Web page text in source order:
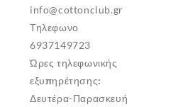
info@cottonclub.gr
Τηλεφωνο
6937149723
Ώρες τηλεφωνικής
εξυπηρέτησης:
Δευτέρα-Παρασκευή